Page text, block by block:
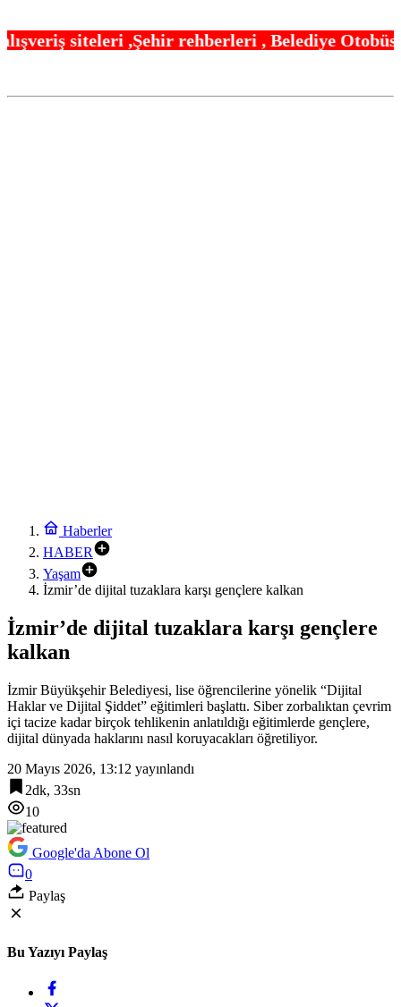
,Şehir rehberleri , Belediye
Haberler
HABER
Yaşam
İzmir’de dijital tuzaklara karşı gençlere kalkan
İzmir’de dijital tuzaklara karşı gençlere
kalkan
İzmir Büyükşehir Belediyesi, lise öğrencilerine yönelik “Dijital
Haklar ve Dijital Şiddet” eğitimleri başlattı. Siber zorbalıktan çevrim
içi tacize kadar birçok tehlikenin anlatıldığı eğitimlerde gençlere,
dijital dünyada haklarını nasıl koruyacakları öğretiliyor.
20 Mayıs 2026, 13:12 yayınlandı
2dk, 33sn
10
Google'da Abone Ol
0
Paylaş
Bu Yazıyı Paylaş